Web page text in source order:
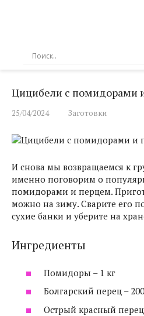
Цицибели с помидорами
25/04/2024 Заготовки
И снова мы возвращаемся к
именно поговорим о
помидорами и перцем.
можно на зиму. Сварите его
сухие банки и уберите на
Ингредиенты
Помидоры – 1 кг
Болгарский перец –
Острый красный перец